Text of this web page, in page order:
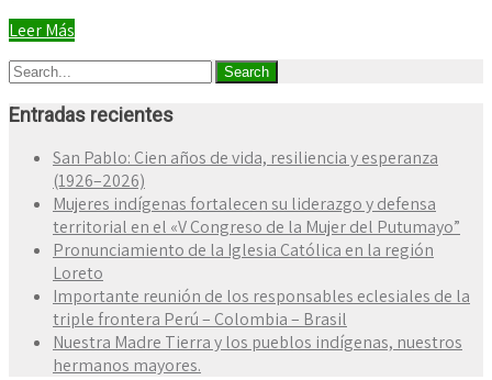
Leer Más
Entradas recientes
San Pablo: Cien años de vida, resiliencia y esperanza
(1926–2026)
Mujeres indígenas fortalecen su liderazgo y defensa
territorial en el «V Congreso de la Mujer del Putumayo”
Pronunciamiento de la Iglesia Católica en la región
Loreto
Importante reunión de los responsables eclesiales de la
triple frontera Perú – Colombia – Brasil
Nuestra Madre Tierra y los pueblos indígenas, nuestros
hermanos mayores.